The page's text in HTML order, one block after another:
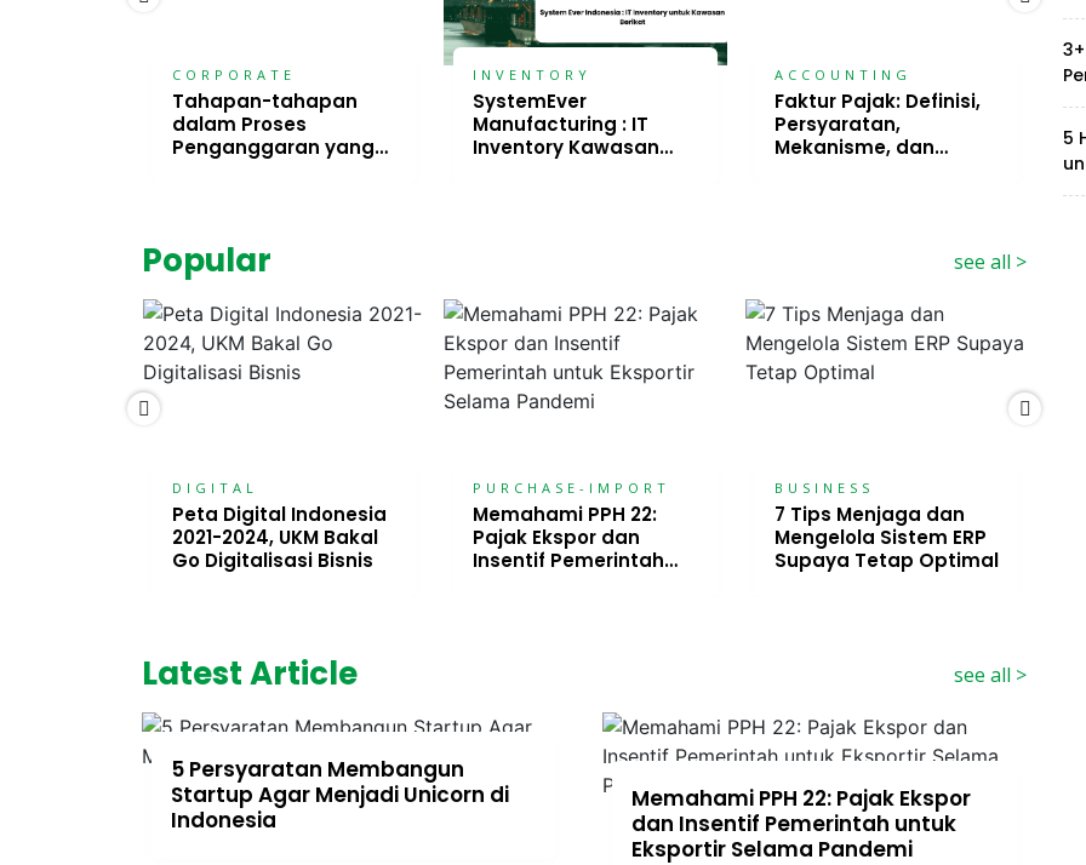
CORPORATE
Tahapan-tahapan
dalam Proses
Penganggaran yang
INVENTORY
SystemEver
Manufacturing : IT
Inventory Kawasan
ACCOUNTING
Faktur Pajak: Definisi,
Persyaratan,
Mekanisme, dan
Popular see all >
DIGITAL
Peta Digital Indonesia
2021-2024, UKM Bakal
Go Digitalisasi Bisnis
PURCHASE-IMPORT
Memahami PPH 22:
Pajak Ekspor dan
Insentif Pemerintah
BUSINESS
7 Tips Menjaga dan
Mengelola Sistem ERP
Supaya Tetap Optimal
Latest Article see all >
5 Persyaratan Membangun
Startup Agar Menjadi Unicorn di
Indonesia
Memahami PPH 22: Pajak Ekspor
dan Insentif Pemerintah untuk
Eksportir Selama Pandemi
5